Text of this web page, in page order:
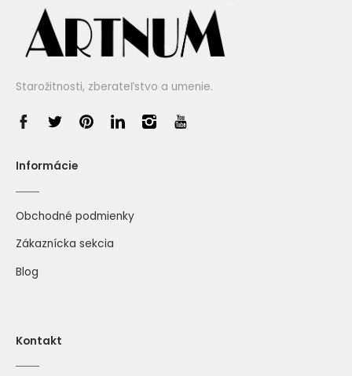
Starožitnosti, zberateľstvo a umenie.
Informácie
Obchodné podmienky
Zákaznícka sekcia
Blog
Kontakt